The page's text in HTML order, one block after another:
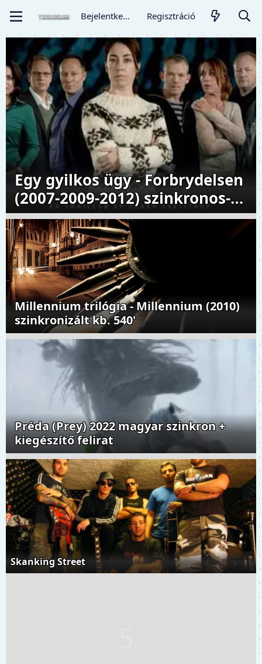
Bejelentkezés Regisztráció
Egy gyilkos ügy - Forbrydelsen
(2007-2009-2012) szinkronos-
feliratos 3 évad
Millennium trilógia - Millennium (2010)
szinkronizált kb. 540'
Préda (Prey) 2022 magyar szinkron +
kiegészítő felirat
Skanking Street